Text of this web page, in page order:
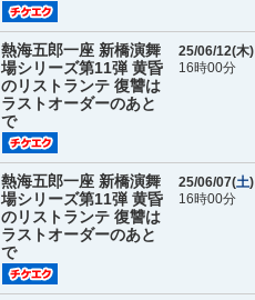
熱海五郎一座 新橋演舞
場シリーズ第11弾 黄昏
のリストランテ 復讐は
ラストオーダーのあと
で
25/06/12(木)
16時00分
熱海五郎一座 新橋演舞
場シリーズ第11弾 黄昏
のリストランテ 復讐は
ラストオーダーのあと
で
25/06/07(土)
16時00分